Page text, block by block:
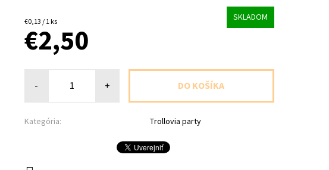
€0,13 / 1 ks SKLADOM
€2,50
- +
Kategória: Trollovia party